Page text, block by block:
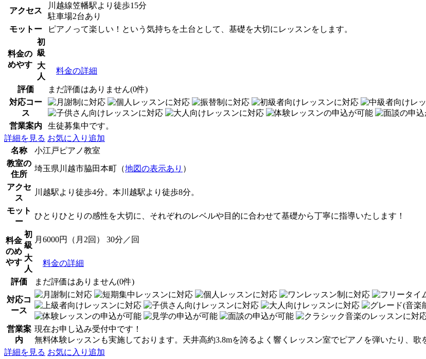
アクセス
川越線笠幡駅より徒歩15分
駐車場2台あり
モットー
ピアノって楽しい！という気持ちを土台として、基礎を大切にレッスンをします。
料金の
めやす
初
級
大
人
料金の詳細
評価
まだ評価はありません(0件)
対応コー
ス
営業案内
生徒募集中です。
詳細を見る お気に入り追加
名称
小江戸ピアノ教室
教室の
住所
埼玉県川越市脇田本町（地図の表示あり ）
アクセ
ス
川越駅より徒歩4分。本川越駅より徒歩8分。
モット
ー
ひとりひとりの感性を大切に、それぞれのレベルや目的に合わせて基礎から丁寧に指導いたします！
料金
のめ
やす
初
級
月6000円（月2回） 30分／回
大
人
料金の詳細
評価 まだ評価はありません(0件)
対応コ
ース
営業案
内
現在お申し込み受付中です！
無料体験レッスンも実施しております。天井高約3.8mを誇るよく響くレッスン室でピアノを弾いたり、歌
詳細を見る お気に入り追加